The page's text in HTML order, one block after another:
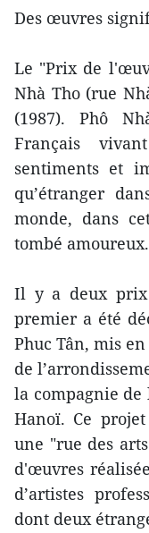
Des œuvres
Le "Prix de
Nhà Tho (rue
(1987). Phô
Français
sentiments et
qu’étranger
monde, dans
tombé amoureux.
Il y a deux
premier a été
Phuc Tân, mis
de
la compagnie de
Hanoï. Ce
une "rue des
d'œuvres
d’artistes
dont deux